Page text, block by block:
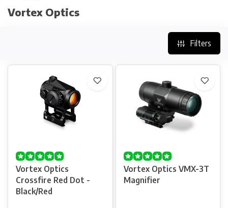
Vortex Optics
Filters
Vortex Optics
Crossfire Red Dot -
Black/Red
Vortex Optics VMX-3T
Magnifier